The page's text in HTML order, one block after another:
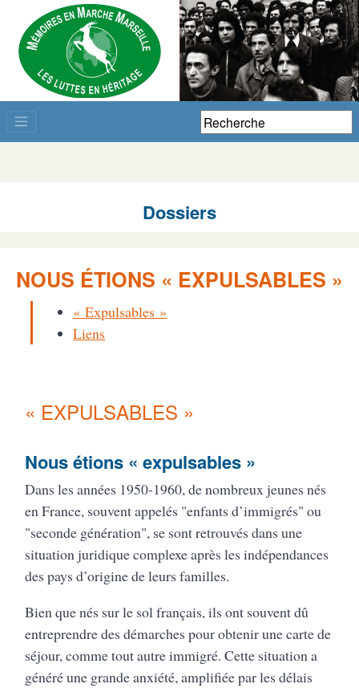
Dossiers
NOUS ÉTIONS « EXPULSABLES »
« Expulsables »
Liens
« EXPULSABLES »
Nous étions « expulsables »
Dans les années 1950-1960, de nombreux jeunes nés
en France, souvent appelés "enfants d’immigrés" ou
"seconde génération", se sont retrouvés dans une
situation juridique complexe après les indépendances
des pays d’origine de leurs familles.
Bien que nés sur le sol français, ils ont souvent dû
entreprendre des démarches pour obtenir une carte de
séjour, comme tout autre immigré. Cette situation a
généré une grande anxiété, amplifiée par les délais